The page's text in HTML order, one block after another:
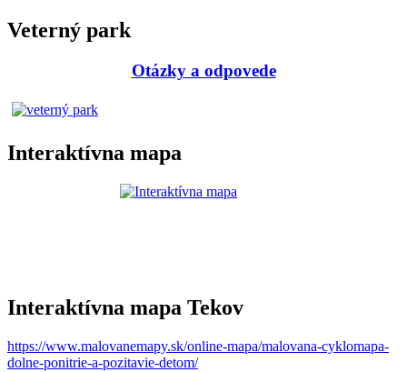
Veterný park
Otázky a odpovede
Interaktívna mapa
Interaktívna mapa Tekov
https://www.malovanemapy.sk/online-mapa/malovana-cyklomapa-
dolne-ponitrie-a-pozitavie-detom/